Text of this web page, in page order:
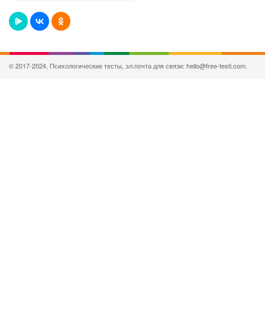
© 2017-2024, Психологические тесты, эл.почта для связи: hello@free-testi.com.